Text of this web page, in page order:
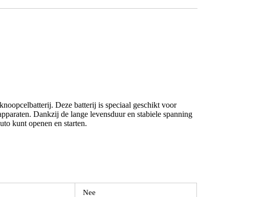
Deze batterij is speciaal geschikt voor
Dankzij de lange levensduur en stabiele spanning
kunt openen en starten.
Nee